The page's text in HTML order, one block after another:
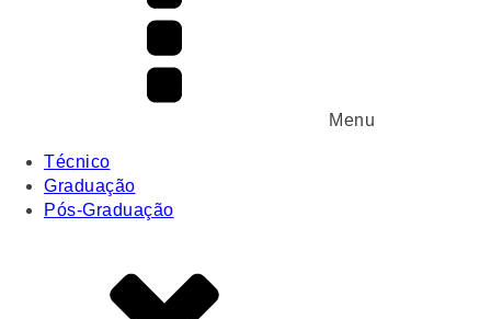
Menu
Técnico
Graduação
Pós-Graduação